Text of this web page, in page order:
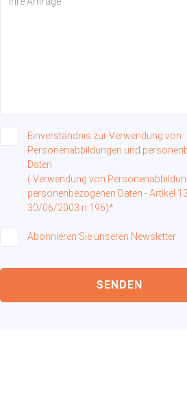
Einverständnis zur Verwendung von
Personenabbildungen und
Daten
( Verwendung von
personenbezogenen Daten - Artikel
30/06/2003 n.196)*
Abonnieren Sie unseren Newsletter
SENDEN